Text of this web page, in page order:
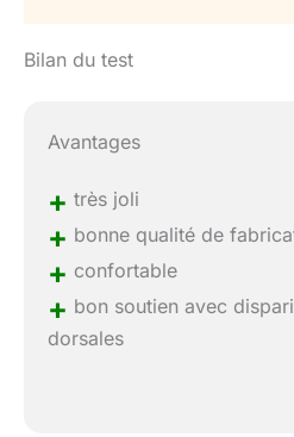
Bilan du test
Avantages
+ très joli
+ bonne qualité de
+ confortable
+ bon soutien avec
dorsales